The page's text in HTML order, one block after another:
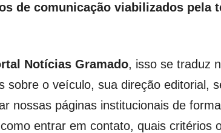
de comunicação viabilizados pela
Notícias Gramado, isso se traduz
sobre o veículo, sua direção editorial,
nossas páginas institucionais de
entrar em contato, quais critérios